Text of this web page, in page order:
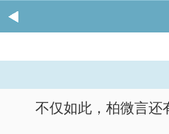
不仅如此，柏微言还